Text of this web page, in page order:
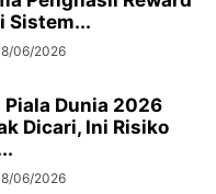
Sistem...
06/2026
Dunia 2026
Dicari, Ini Risiko
06/2026